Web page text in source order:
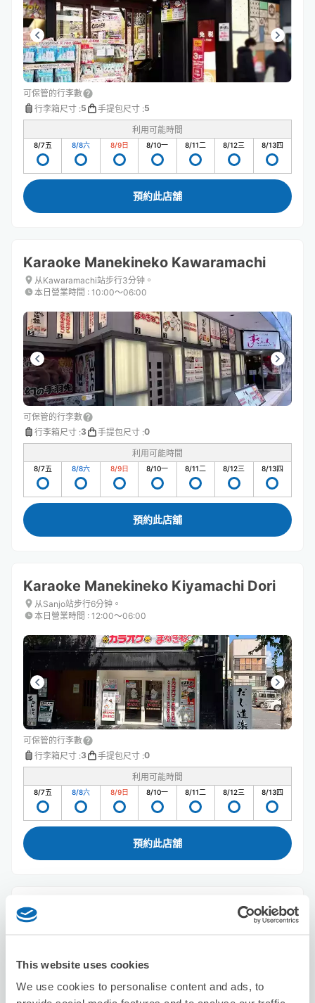
This website uses cookies
We use cookies to personalise content and ads, to
可保管的行李數
行李箱尺寸 :5 手提包尺寸 :5
利用可能時間
8/7五 8/8六 8/9日 8/10一 8/11二 8/12三 8/13四
預約此店舖
Karaoke Manekineko Kawaramachi
从Kawaramachi站步行3分钟。
本日營業時間 : 10:00〜06:00
可保管的行李數
行李箱尺寸 :3 手提包尺寸 :0
利用可能時間
8/7五 8/8六 8/9日 8/10一 8/11二 8/12三 8/13四
預約此店舖
Karaoke Manekineko Kiyamachi Dori
从Sanjo站步行6分钟。
本日營業時間 : 12:00〜06:00
可保管的行李數
行李箱尺寸 :3 手提包尺寸 :0
利用可能時間
8/7五 8/8六 8/9日 8/10一 8/11二 8/12三 8/13四
預約此店舖
201LAB PLATFORM KYOTO